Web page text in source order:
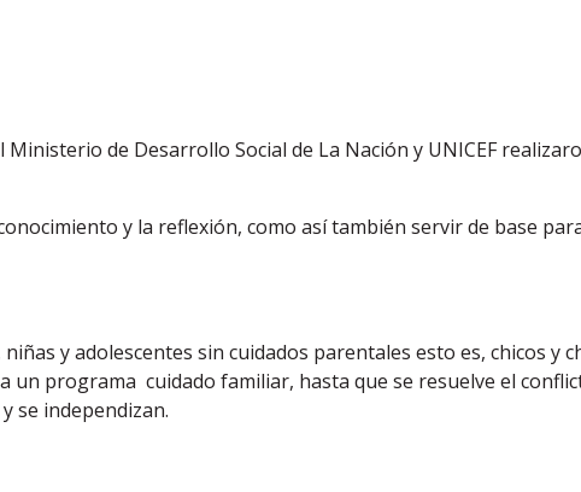
Ministerio de Desarrollo Social de La Nación y UNICEF
y la reflexión, como así también servir de base
y adolescentes sin cuidados parentales esto es, chicos y
programa cuidado familiar, hasta que se resuelve el
se independizan.